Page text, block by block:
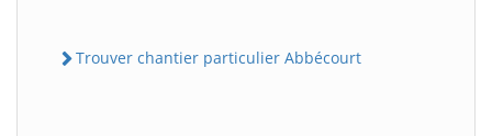
Trouver chantier particulier Abbécourt